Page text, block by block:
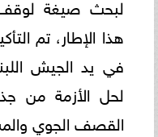
لبحث صيغة لوقف
هذا الإطار، تم
في يد الجيش
لحل الأزمة من
القصف الجوي